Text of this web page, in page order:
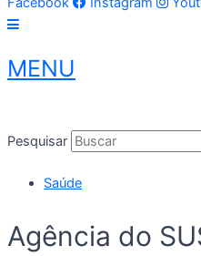
MENU
Pesquisar
Saúde
Agência do